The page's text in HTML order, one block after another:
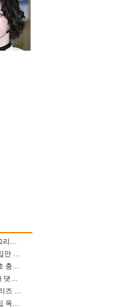
‘17억 빚잔치’ 김구라 전처, 아들 그리는 “나 뿐인데” 친엄마 챙기는 효심 눈길
‘중증외상센터’ 하영, 4대째 의사 집안 인증 “증조부, 고종 황제 진료”(옥문아)[어제TV]
류혜영 대학 시절 패션 센스에 민호 충격 “레몬색 레깅스에 다리 없는 줄”(나혼산)
여에스더, 예능서 민낯 공개했다가 댓글에 충격 “눈 왜 저렇게 처졌냐고”(에스더TV)
박나래 이장우 떠난 ‘나혼산’ 덩어리즈 왔다, 1인 1케이크에 팜유 전현무 충격[어제TV]
건물주 구성환, 김신영 이선민과 집 옥상서 41만원 한우 파티 “화력이 성화봉송”(나혼산)